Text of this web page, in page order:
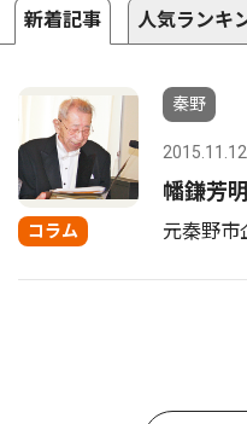
新着記事 人気ランキ
コラム
秦野
2015.11.12
幡鎌芳
元秦野